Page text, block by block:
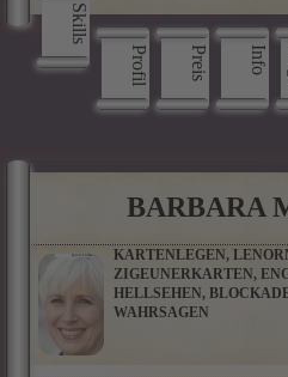
Skills
Profil
Preis Info
BARBARA
KARTENLEGEN,
ZIGEUNERKARTEN,
HELLSEHEN,
WAHRSAGEN